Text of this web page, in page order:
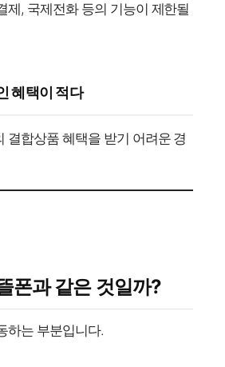
제, 국제전화 등의 기능이 제한될
혜택이 적다
결합상품 혜택을 받기 어려운 경
폰과 같은 것일까?
하는 부분입니다.